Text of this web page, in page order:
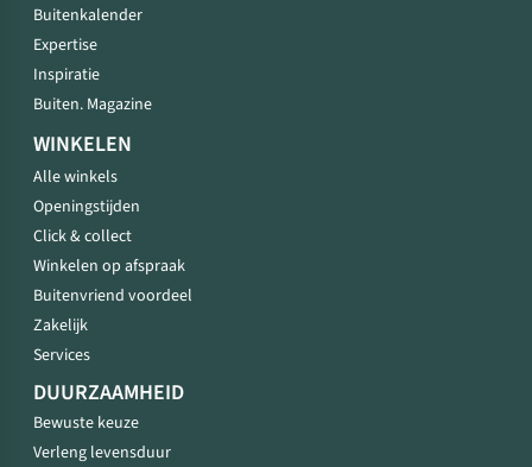
Buitenkalender
Expertise
Inspiratie
Buiten. Magazine
WINKELEN
Alle winkels
Openingstijden
Click & collect
Winkelen op afspraak
Buitenvriend voordeel
Zakelijk
Services
DUURZAAMHEID
Bewuste keuze
Verleng levensduur